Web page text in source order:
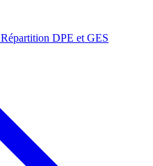
Répartition DPE et GES